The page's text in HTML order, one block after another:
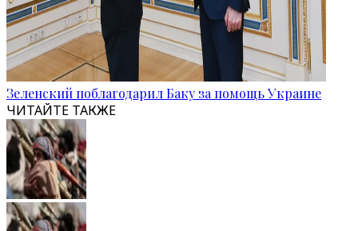
Зеленский поблагодарил Баку за помощь Украине
ЧИТАЙТЕ ТАКЖЕ